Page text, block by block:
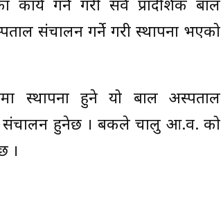
कार्य गर्ने गरी सवै प्रादेशिक बाल
संचालन गर्ने गरी स्थापना भएको
स्थापना हुने यो बाल अस्पताल
संचालन हुनेछ । बैंकले चालु आ.व. को
।